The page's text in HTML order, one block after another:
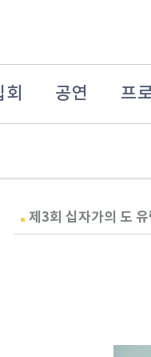
회 공연 프
제3회 십자가의 도